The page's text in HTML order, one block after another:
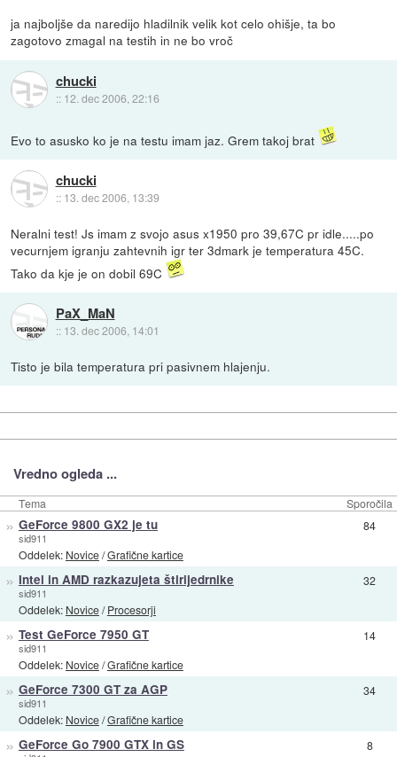
ja najboljše da naredijo hladilnik velik kot celo ohišje, ta bo
zagotovo zmagal na testih in ne bo vroč
chucki
:: 12. dec 2006, 22:16
Evo to asusko ko je na testu imam jaz. Grem takoj brat
chucki
:: 13. dec 2006, 13:39
Neralni test! Js imam z svojo asus x1950 pro 39,67C pr idle.....po
vecurnjem igranju zahtevnih igr ter 3dmark je temperatura 45C.
Tako da kje je on dobil 69C
PaX_MaN
:: 13. dec 2006, 14:01
Tisto je bila temperatura pri pasivnem hlajenju.
Vredno ogleda ...
Tema Sporočila
» GeForce 9800 GX2 je tu
sid911
Oddelek: Novice/Grafične kartice
84
» Intel in AMD razkazujeta štirijedrnike
sid911
Oddelek: Novice/Procesorji
32
» Test GeForce 7950 GT
sid911
Oddelek: Novice/Grafične kartice
14
» GeForce 7300 GT za AGP
sid911
Oddelek: Novice/Grafične kartice
34
» GeForce Go 7900 GTX in GS 8